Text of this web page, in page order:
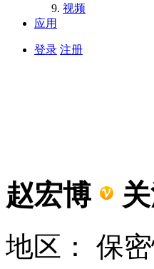
视频
应用
登录 注册
赵宏博
地区： 保密